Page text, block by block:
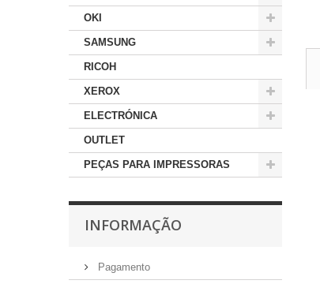
OKI
SAMSUNG
RICOH
XEROX
ELECTRÓNICA
OUTLET
PEÇAS PARA IMPRESSORAS
INFORMAÇÃO
Pagamento